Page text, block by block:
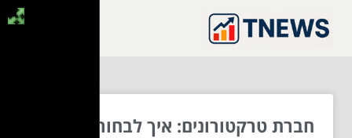
חברת טרקטורונים: איך לבחור